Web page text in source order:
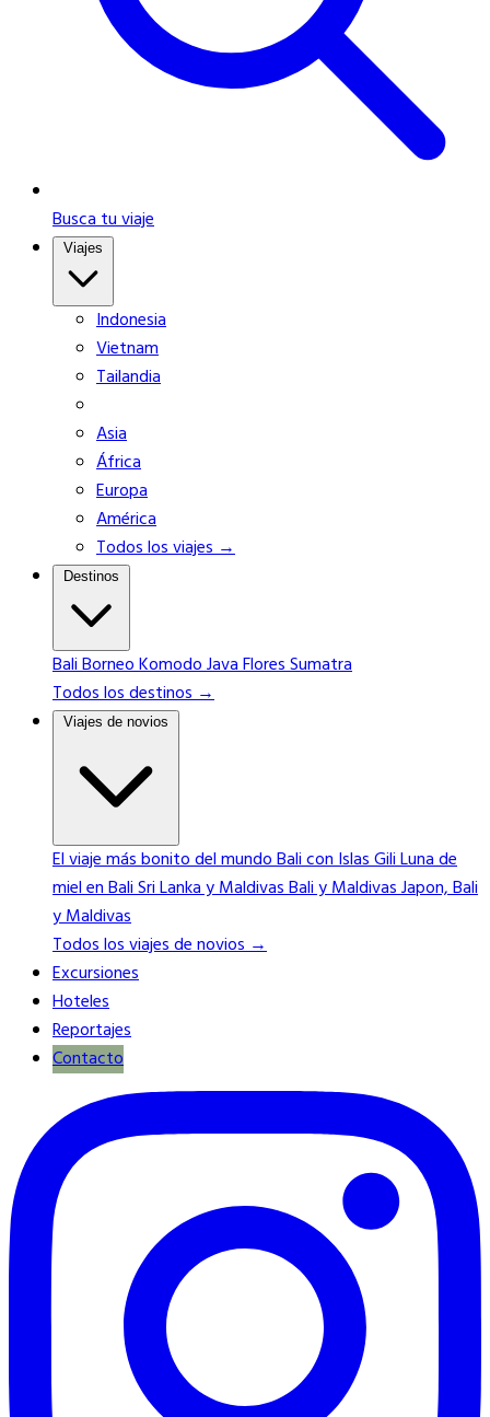
Busca tu viaje
Indonesia
Vietnam
Tailandia
Asia
África
Europa
América
Todos los viajes →
Destinos
BaliBorneoKomodoJavaFloresSumatra
Todos los destinos →
Viajes de novios
El viaje más bonito del mundoBali con Islas GiliLuna de
miel en BaliSri Lanka y MaldivasBali y MaldivasJapon, Bali
y Maldivas
Todos los viajes de novios →
Excursiones
Hoteles
Reportajes
Contacto